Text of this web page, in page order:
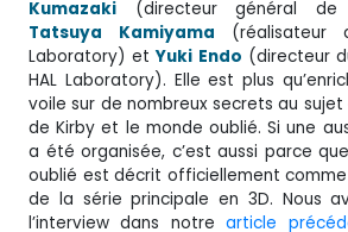
Kumazaki (directeur général de
Tatsuya
Kamiyama (réalisateur
Laboratory) et Yuki Endo (directeur
HAL Laboratory). Elle est plus
voile sur de nombreux secrets au
de Kirby et le monde oublié. Si une
a été organisée, c’est aussi parce
oublié est décrit officiellement
de la série principale en 3D. Nous
l’interview dans notrearticle